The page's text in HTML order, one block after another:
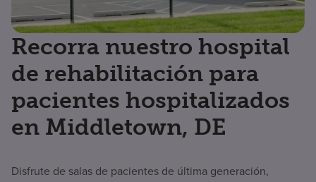
Recorra nuestro hospital
de rehabilitación para
pacientes hospitalizados
en Middletown, DE
Disfrute de salas de pacientes de última generación,